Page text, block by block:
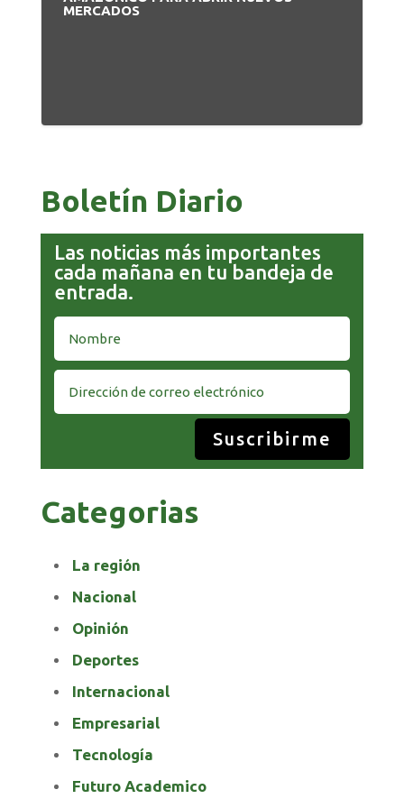
MERCADOS
Boletín Diario
Las noticias más importantes
cada mañana en tu bandeja de
entrada.
Suscribirme
Categorias
La región
Nacional
Opinión
Deportes
Internacional
Empresarial
Tecnología
Futuro Academico